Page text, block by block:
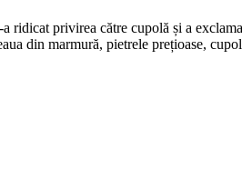
privirea către cupolă și a
din marmură, pietrele prețioase,